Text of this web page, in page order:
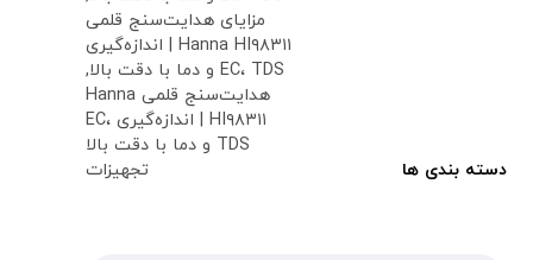
مزایای هدایت‌سنج قلمی
Hanna HI۹۸۳۱۱ | اندازه‌گیری
EC، TDS و دما با دقت بالا
,
هدایت‌سنج قلمی Hanna
HI۹۸۳۱۱ | اندازه‌گیری EC،
TDS و دما با دقت بالا
دسته بندی ها
تجهیزات